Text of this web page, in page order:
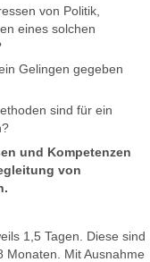
von Politik,
eines solchen
Gelingen gegeben
sind für ein
und Kompetenzen
von
1,5 Tagen. Diese sind
Monaten. Mit Ausnahme